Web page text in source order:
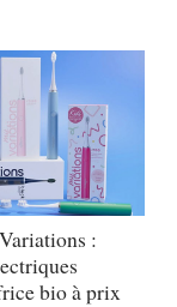
:
bio à prix